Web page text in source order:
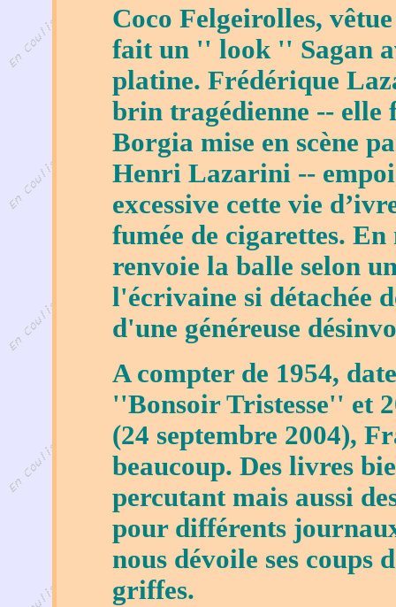
Coco Felgeirolles,
fait un '' look '' Sagan
platine. Frédérique
brin tragédienne -- elle
Borgia mise en scène
Henri Lazarini --
excessive cette vie
fumée de cigarettes.
renvoie la balle selon
l'écrivaine si détachée
d'une généreuse
A compter de 1954,
''Bonsoir Tristesse'' et
(24 septembre 2004),
beaucoup. Des livres
percutant mais aussi
pour différents
nous dévoile ses coups
griffes.